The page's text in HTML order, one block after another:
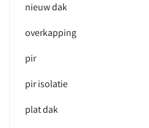
nieuw dak
overkapping
pir
pir isolatie
plat dak